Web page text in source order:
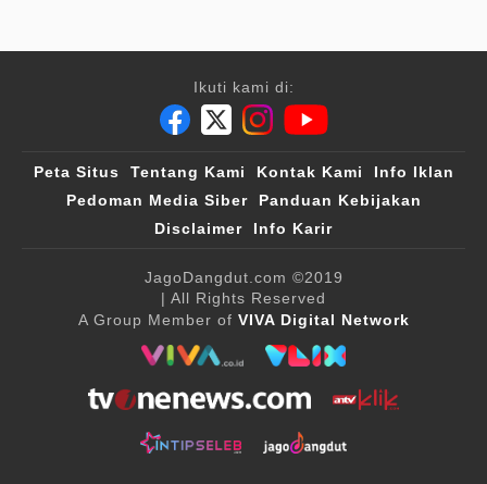
Ikuti kami di:
Peta Situs Tentang Kami Kontak Kami
Info Iklan
Pedoman Media Siber
Panduan Kebijakan
Disclaimer
Info Karir
JagoDangdut.com ©2019
| All Rights Reserved
A Group Member of VIVA Digital Network